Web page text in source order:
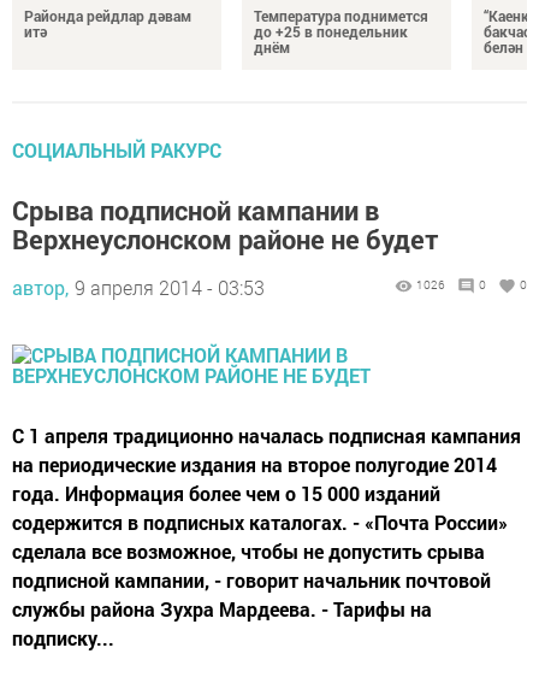
Районда рейдлар дәвам
итә
Температура поднимется
до +25 в понедельник
днём
белән
СОЦИАЛЬНЫЙ РАКУРС
Срыва подписной кампании в
Верхнеуслонском районе не будет
автор, 9 апреля 2014 - 03:53 1026 0 0
С 1 апреля традиционно началась подписная кампания
на периодические издания на второе полугодие 2014
года. Информация более чем о 15 000 изданий
содержится в подписных каталогах. - «Почта России»
сделала все возможное, чтобы не допустить срыва
подписной кампании, - говорит начальник почтовой
службы района Зухра Мардеева. - Тарифы на
подписку...